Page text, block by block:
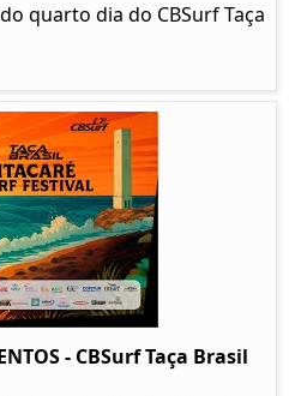
quarto dia do CBSurf Taça
- CBSurf Taça Brasil